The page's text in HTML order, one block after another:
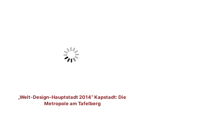
„Welt-Design-Hauptstadt 2014“ Kapstadt: Die
Metropole am Tafelberg